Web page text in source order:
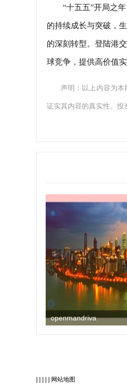
“十五五”开局之
的持续成长与突破，
的深刻转型。登陆港
球竞争，提供高价值
声明：以上内容为
证实其内容的真实性。投
openmandriva
网站地图